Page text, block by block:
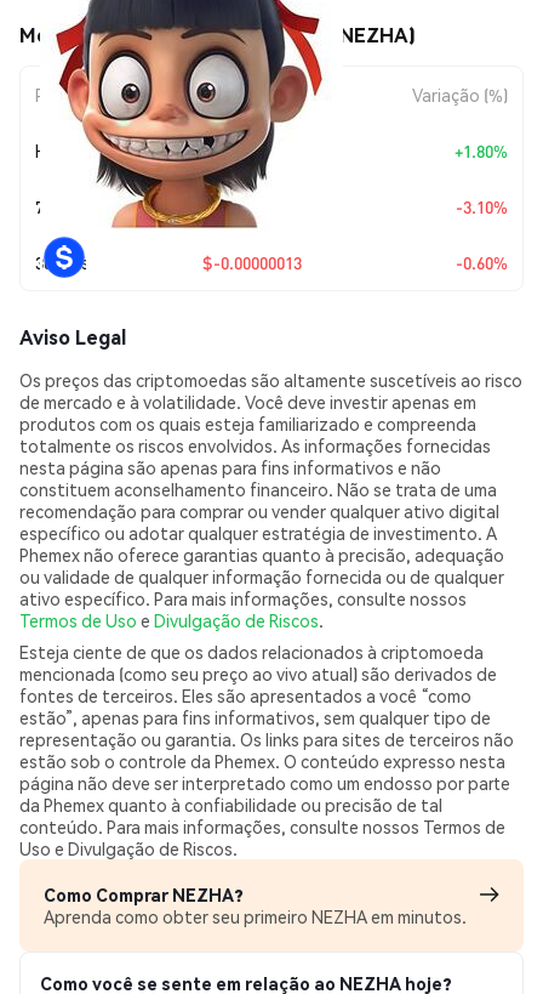
Movimentos de preço de NEZHA (NEZHA)
Período Variação do Valor Variação (%)
Hoje +$0.00000038 +1.80%
7 Dias $-0.00000069 -3.10%
30 Dias $-0.00000013 -0.60%
Aviso Legal
Os preços das criptomoedas são altamente suscetíveis ao risco
de mercado e à volatilidade. Você deve investir apenas em
produtos com os quais esteja familiarizado e compreenda
totalmente os riscos envolvidos. As informações fornecidas
nesta página são apenas para fins informativos e não
constituem aconselhamento financeiro. Não se trata de uma
recomendação para comprar ou vender qualquer ativo digital
específico ou adotar qualquer estratégia de investimento. A
Phemex não oferece garantias quanto à precisão, adequação
ou validade de qualquer informação fornecida ou de qualquer
ativo específico. Para mais informações, consulte nossos
Termos de Uso e Divulgação de Riscos.
Esteja ciente de que os dados relacionados à criptomoeda
mencionada (como seu preço ao vivo atual) são derivados de
fontes de terceiros. Eles são apresentados a você “como
estão”, apenas para fins informativos, sem qualquer tipo de
representação ou garantia. Os links para sites de terceiros não
estão sob o controle da Phemex. O conteúdo expresso nesta
página não deve ser interpretado como um endosso por parte
da Phemex quanto à confiabilidade ou precisão de tal
conteúdo. Para mais informações, consulte nossos Termos de
Uso e Divulgação de Riscos.
Como Comprar NEZHA?
Aprenda como obter seu primeiro NEZHA em minutos.
Como você se sente em relação ao NEZHA hoje?